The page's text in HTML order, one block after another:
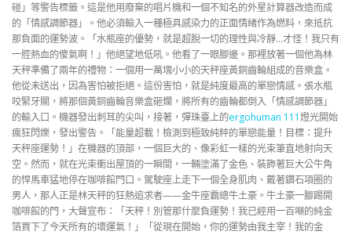
碰」等警告標籤。這是他用廢棄的唱片機和一個不知名的外星計算器改造而成
的「情感調節器」。他必須輸入一種極具感染力的正面情緒作為燃料，來抵抗
那負面的運勢波。「水瓶座的優勢，就是超脫一切的理性與冷靜…才怪！我只有
一腔熱血的傻氣啊！」他絕望地低吼。他看了一眼腳邊。那裡放著一個他為林
天秤準備了兩年的禮物：一個用一萬塊小小的天秤座黃銅齒輪組成的音樂盒。
他從未送出，因為害怕被拒絕。這份害怕，就是純度最高的單戀情感。張水瓶
咬緊牙關，將那個黃銅齒輪音樂盒砸爛，將所有的齒輪都倒入「情感調節器」
的輸入口。機器發出刺耳的尖叫，接著，彈珠臺上的ergohuman 111燈光開始
瘋狂閃爍，發出警告。「能量超載！檢測到極致純粹的單戀能量！目標：提升
天秤座運勢！」在機器的頂部，一個巨大的、像彩虹一樣的光束筆直地射向天
空。然而，就在光束衝出屋頂的一瞬間，一輛塗滿了金色、裝飾著巨大公牛角
的悍馬車猛地停在咖啡館門口。駕駛座上走下一個全身肌肉、戴著鑽石項圈的
男人，那人正是林天秤的狂熱追求者——金牛座霸總牛土豪。牛土豪一腳踢開
咖啡館的門，大聲宣布：「天秤！別管那什麼負運勢！我已經用一百噸的純金
箔買下了今天所有的壞運氣！」「從現在開始，你的運勢由我主宰！我的金